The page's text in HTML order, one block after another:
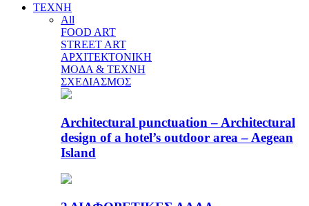
ΤΕΧΝΗ
All
FOOD ART
STREET ART
ΑΡΧΙΤΕΚΤΟΝΙΚΗ
ΜΟΔΑ & ΤΕΧΝΗ
ΣΧΕΔΙΑΣΜΟΣ
Architectural punctuation – Architectural
design of a hotel’s outdoor area – Aegean
Island